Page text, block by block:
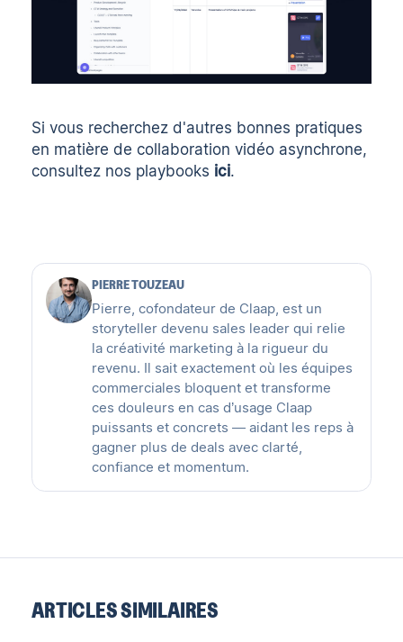
Si vous recherchez d'autres bonnes pratiques
en matière de collaboration vidéo asynchrone,
consultez nos playbooks ici.
PIERRE TOUZEAU
Pierre, cofondateur de Claap, est un
storyteller devenu sales leader qui relie
la créativité marketing à la rigueur du
revenu. Il sait exactement où les équipes
commerciales bloquent et transforme
ces douleurs en cas d’usage Claap
puissants et concrets — aidant les reps à
gagner plus de deals avec clarté,
confiance et momentum.
ARTICLES SIMILAIRES